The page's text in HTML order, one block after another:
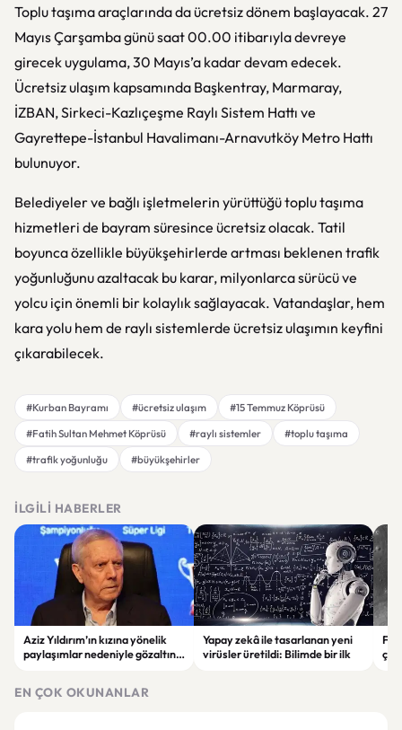
Toplu taşıma araçlarında da ücretsiz dönem başlayacak. 27
Mayıs Çarşamba günü saat 00.00 itibarıyla devreye
girecek uygulama, 30 Mayıs’a kadar devam edecek.
Ücretsiz ulaşım kapsamında Başkentray, Marmaray,
İZBAN, Sirkeci-Kazlıçeşme Raylı Sistem Hattı ve
Gayrettepe-İstanbul Havalimanı-Arnavutköy Metro Hattı
bulunuyor.
Belediyeler ve bağlı işletmelerin yürüttüğü toplu taşıma
hizmetleri de bayram süresince ücretsiz olacak. Tatil
boyunca özellikle büyükşehirlerde artması beklenen trafik
yoğunluğunu azaltacak bu karar, milyonlarca sürücü ve
yolcu için önemli bir kolaylık sağlayacak. Vatandaşlar, hem
kara yolu hem de raylı sistemlerde ücretsiz ulaşımın keyfini
çıkarabilecek.
#Kurban Bayramı #ücretsiz ulaşım
#15 Temmuz Köprüsü
#Fatih Sultan Mehmet Köprüsü
#raylı sistemler
#toplu taşıma
#trafik yoğunluğu
#büyükşehirler
İLGILI HABERLER
Aziz Yıldırım’ın kızına yönelik
paylaşımlar nedeniyle gözaltına
Yapay zekâ ile tasarlanan yeni
virüsler üretildi: Bilimde bir ilk
EN ÇOK OKUNANLAR